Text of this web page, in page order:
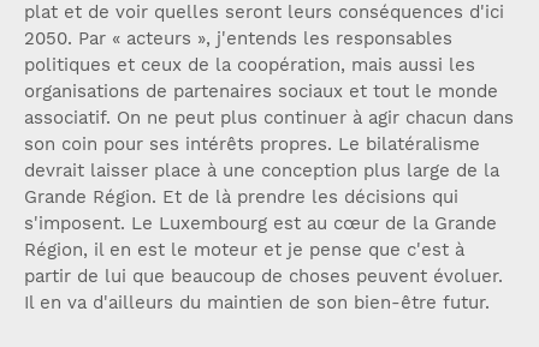
plat et de voir quelles seront leurs conséquences d'ici
2050. Par « acteurs », j'entends les responsables
politiques et ceux de la coopération, mais aussi les
organisations de partenaires sociaux et tout le monde
associatif. On ne peut plus continuer à agir chacun dans
son coin pour ses intérêts propres. Le bilatéralisme
devrait laisser place à une conception plus large de la
Grande Région. Et de là prendre les décisions qui
s'imposent. Le Luxembourg est au cœur de la Grande
Région, il en est le moteur et je pense que c'est à
partir de lui que beaucoup de choses peuvent évoluer.
Il en va d'ailleurs du maintien de son bien-être futur.